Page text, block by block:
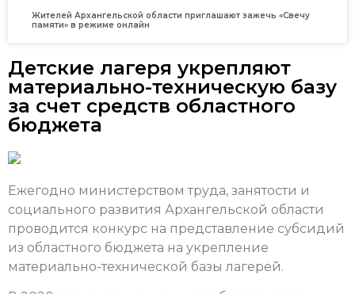
Жителей Архангельской области приглашают зажечь «Свечу
памяти» в режиме онлайн
Детские лагеря укрепляют
материально-техническую базу
за счет средств областного
бюджета
Ежегодно министерством труда, занятости и
социального развития Архангельской области
проводится конкурс на представление субсидий
из областного бюджета на укрепление
материально-технической базы лагерей.